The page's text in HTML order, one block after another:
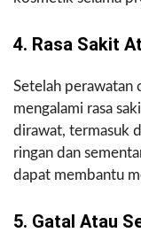
4. Rasa Sakit
Setelah perawatan
mengalami rasa
dirawat, termasuk
ringan dan
dapat membantu
5. Gatal Atau